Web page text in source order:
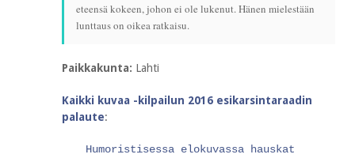
eteensä kokeen, johon ei ole lukenut. Hänen mielestään
lunttaus on oikea ratkaisu.
Paikkakunta: Lahti
Kaikki kuvaa -kilpailun 2016 esikarsintaraadin
palaute:
Humoristisessa elokuvassa hauskat